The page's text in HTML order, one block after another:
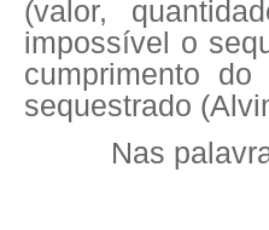
(valor,
impossível o
cumprimento
sequestrado
Nas